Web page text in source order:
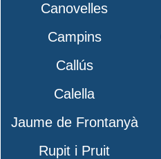
Canovelles
Campins
Callús
Calella
Jaume de Frontanyà
Rupit i Pruit